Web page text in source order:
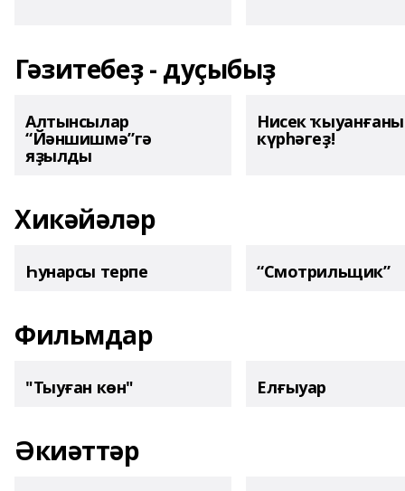
Гәзитебеҙ - дуҫыбыҙ
Алтынсылар
“Йәншишмә”гә
яҙылды
Нисек
күрһәгеҙ!
Хикәйәләр
Һунарсы терпе “Смотрильщик”
Фильмдар
"Тыуған көн" Елғыуар
Әкиәттәр